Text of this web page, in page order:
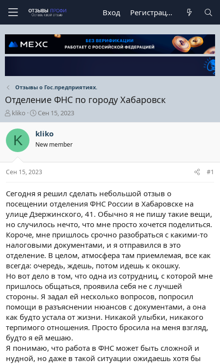
Вход Регистрация
Отзывы о Гос.предприятиях.
Отделение ФНС по городу Хабаровск
А
в
т
р
е
м
kliko
Д
а
а
н
ч
а
а
Сен 15, 2023
K kliko
New member
Сен 15, 2023 #1
Сегодня я решил сделать небольшой отзыв о
посещении отделения ФНС России в Хабаровске на
улице Дзержинского, 41. Обычно я не пишу такие вещи,
но случилось нечто, что мне просто хочется поделиться.
Короче, мне пришлось срочно разобраться с какими-то
налоговыми документами, и я отправился в это
отделение. В целом, атмосфера там приемлемая, все как
всегда: очередь, ждешь, потом идешь к окошку.
Но вот дело в том, что одна из сотрудниц, с которой мне
пришлось общаться, проявила себя не с лучшей
стороны. Я задал ей несколько вопросов, попросил
помощи в разъяснении нюансов с документами, а она
как будто устала от жизни. Никакой улыбки, никакого
терпимого отношения. Просто бросила на меня взгляд,
будто я ей мешаю.
Я понимаю, что работа в ФНС может быть сложной и
нудной, но даже в такой ситуации ожидаешь хотя бы